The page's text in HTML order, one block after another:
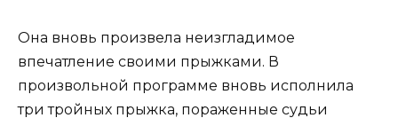
Она вновь произвела неизгладимое
впечатление своими прыжками. В
произвольной программе вновь исполнила
три тройных прыжка, пораженные судьи